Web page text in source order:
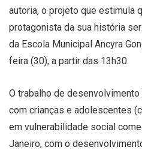
autoria, o projeto que estimula
protagonista da sua história
da Escola Municipal Ancyra
feira (30), a partir das 13h30.
O trabalho de desenvolvimento
com crianças e adolescentes
em vulnerabilidade social
Janeiro, com o